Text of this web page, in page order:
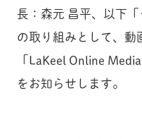
長：森元 昌平、以下
の取り組みとして、動
「LaKeel Online
をお知らせします。